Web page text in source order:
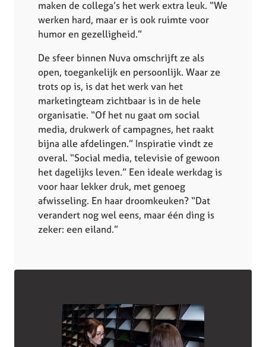
maken de collega’s het werk extra leuk. “We
werken hard, maar er is ook ruimte voor
humor en gezelligheid.”
De sfeer binnen Nuva omschrijft ze als
open, toegankelijk en persoonlijk. Waar ze
trots op is, is dat het werk van het
marketingteam zichtbaar is in de hele
organisatie. “Of het nu gaat om social
media, drukwerk of campagnes, het raakt
bijna alle afdelingen.” Inspiratie vindt ze
overal. “Social media, televisie of gewoon
het dagelijks leven.” Een ideale werkdag is
voor haar lekker druk, met genoeg
afwisseling. En haar droomkeuken? “Dat
verandert nog wel eens, maar één ding is
zeker: een eiland.”